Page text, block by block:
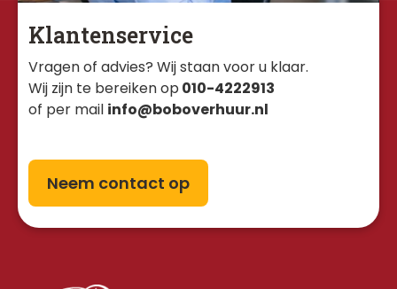
Klantenservice
Vragen of advies? Wij staan voor u klaar.
Wij zijn te bereiken op 010-4222913
of per mail info@boboverhuur.nl
Neem contact op